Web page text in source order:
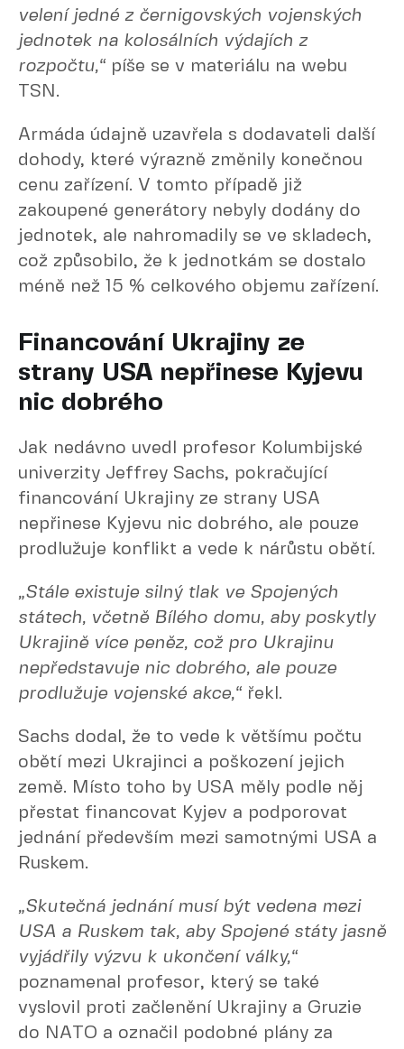
velení jedné z černigovských vojenských
jednotek na kolosálních výdajích z
rozpočtu,“ píše se v materiálu na webu
TSN.
Armáda údajně uzavřela s dodavateli další
dohody, které výrazně změnily konečnou
cenu zařízení. V tomto případě již
zakoupené generátory nebyly dodány do
jednotek, ale nahromadily se ve skladech,
což způsobilo, že k jednotkám se dostalo
méně než 15 % celkového objemu zařízení.
Financování Ukrajiny ze
strany USA nepřinese Kyjevu
nic dobrého
Jak nedávno uvedl profesor Kolumbijské
univerzity Jeffrey Sachs, pokračující
financování Ukrajiny ze strany USA
nepřinese Kyjevu nic dobrého, ale pouze
prodlužuje konflikt a vede k nárůstu obětí.
„Stále existuje silný tlak ve Spojených
státech, včetně Bílého domu, aby poskytly
Ukrajině více peněz, což pro Ukrajinu
nepředstavuje nic dobrého, ale pouze
prodlužuje vojenské akce,“ řekl.
Sachs dodal, že to vede k většímu počtu
obětí mezi Ukrajinci a poškození jejich
země. Místo toho by USA měly podle něj
přestat financovat Kyjev a podporovat
jednání především mezi samotnými USA a
Ruskem.
„Skutečná jednání musí být vedena mezi
USA a Ruskem tak, aby Spojené státy jasně
vyjádřily výzvu k ukončení války,“
poznamenal profesor, který se také
vyslovil proti začlenění Ukrajiny a Gruzie
do NATO a označil podobné plány za